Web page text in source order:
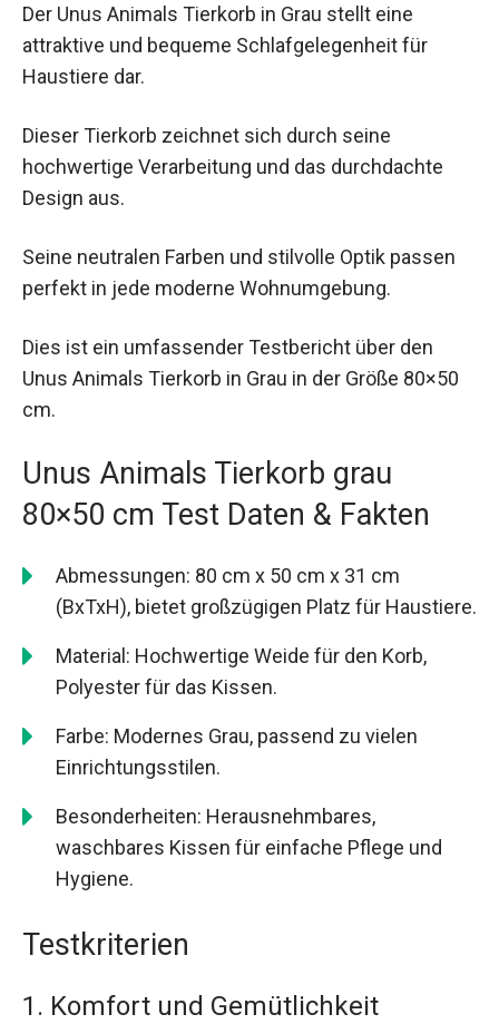
Der Unus Animals Tierkorb in Grau stellt eine
attraktive und bequeme Schlafgelegenheit für
Haustiere dar.
Dieser Tierkorb zeichnet sich durch seine
hochwertige Verarbeitung und das durchdachte
Design aus.
Seine neutralen Farben und stilvolle Optik passen
perfekt in jede moderne Wohnumgebung.
Dies ist ein umfassender Testbericht über den
Unus Animals Tierkorb in Grau in der Größe 80×50
cm.
Unus Animals Tierkorb grau
80×50 cm Test Daten & Fakten
Abmessungen: 80 cm x 50 cm x 31 cm
(BxTxH), bietet großzügigen Platz für Haustiere.
Material: Hochwertige Weide für den Korb,
Polyester für das Kissen.
Farbe: Modernes Grau, passend zu vielen
Einrichtungsstilen.
Besonderheiten: Herausnehmbares,
waschbares Kissen für einfache Pflege und
Hygiene.
Testkriterien
1. Komfort und Gemütlichkeit